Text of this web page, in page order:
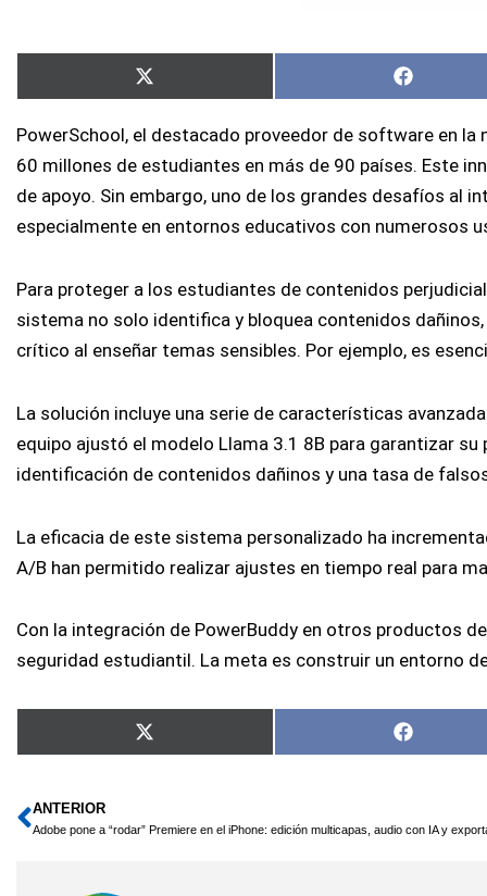
Compartir
en
X
(Twitter)
en
PowerSchool, el destacado proveedor de software en la
60 millones de estudiantes en más de 90 países. Este
de apoyo. Sin embargo, uno de los grandes desafíos al
especialmente en entornos educativos con numerosos
Para proteger a los estudiantes de contenidos
sistema no solo identifica y bloquea contenidos
crítico al enseñar temas sensibles. Por ejemplo, es
La solución incluye una serie de características
equipo ajustó el modelo Llama 3.1 8B para garantizar
identificación de contenidos dañinos y una tasa de
La eficacia de este sistema personalizado ha
A/B han permitido realizar ajustes en tiempo real para
Con la integración de PowerBuddy en otros productos
seguridad estudiantil. La meta es construir un entorno
Compartir
en
X
(Twitter)
en
Ant
ANTERIOR